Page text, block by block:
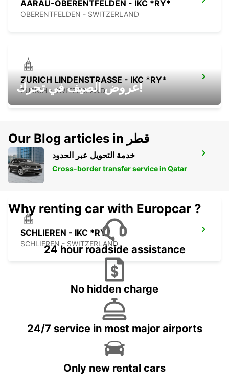
AARAU-OBERENTFELDEN - IKC *RY*
OBERENTFELDEN - SWITZERLAND
ZURICH LINDENSTRASSE - IKC *RY*
ZURICH - SWITZERLAND
ZURICH FREILAGERSTRASSE - IKC *RY*
ZURICH - SWITZERLAND
SCHLIEREN - IKC *RY*
SCHLIEREN - SWITZERLAND
عروض الصيف في تحرك!
Our Blog articles in قطر
خدمة التحويل عبر الحدود
Cross-border transfer service in Qatar
Why renting car with Europcar ?
24 hour roadside assistance
No hidden charge
24/7 service in most major airports
Only new rental cars